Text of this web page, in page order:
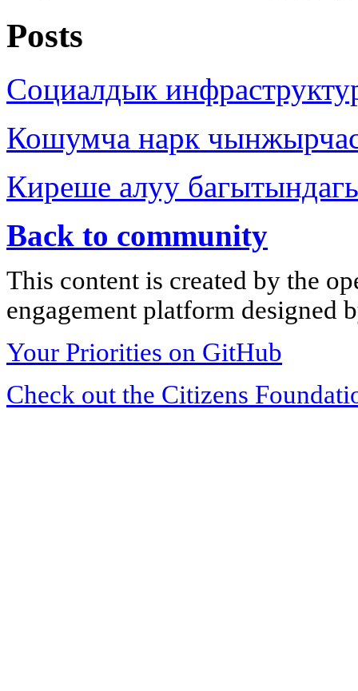
Posts
Социалдык
Кошумча нарк
Киреше алуу
Back to community
This content is created by the
engagement platform designed
Your Priorities on GitHub
Check out the Citizens